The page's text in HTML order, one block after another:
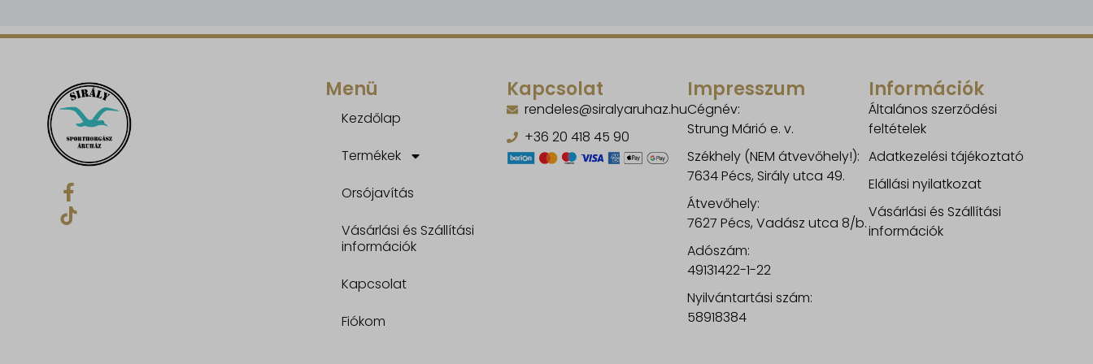
Menü
Kezdőlap
Termékek
Orsójavítás
Vásárlási és Szállítási
információk
Kapcsolat
Fiókom
Kapcsolat
rendeles@siralyaruhaz.hu
+36 20 418 45 90
Impresszum
Cégnév:
Strung Márió e. v.
Székhely (NEM átvevőhely!):
7634 Pécs, Sirály utca 49.
Átvevőhely:
7627 Pécs, Vadász utca 8/b.
Adószám:
49131422-1-22
Nyilvántartási szám:
58918384
Információk
Általános szerződési
feltételek
Adatkezelési tájékoztató
Elállási nyilatkozat
Vásárlási és Szállítási
információk
www.google.ro